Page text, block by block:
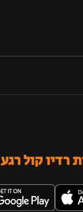
רדיו קול רגע